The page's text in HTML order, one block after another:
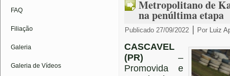
FAQ
Filiação
Galeria
Galeria de Vídeos
Metropolitano de
na penúltima etapa
Publicado 27/09/2022 Por Luiz
CASCAVEL
(PR) –
Promovida e